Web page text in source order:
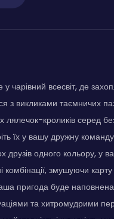
чарівний всесвіт, де
з викликами таємничих
лялечок-кроликів серед
їх у вашу дружну
друзів одного кольору, у
змушуючи
пригода буде наповнена
та хитромудрими